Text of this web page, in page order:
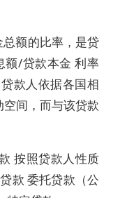
额的比率，是贷
额/贷款本金 利率
款人依据各国相
间，而与该贷款
按照贷款人性质
款 委托贷款（公